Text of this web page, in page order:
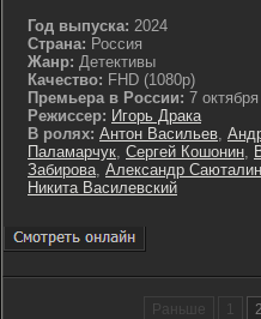
Год выпуска: 2024
Страна: Россия
Жанр: Детективы
Качество: FHD (1080p)
Премьера в России: 7
Режиссер: Игорь Драка
В ролях: Антон Васильев,
Паламарчук, Сергей Кошонин,
Забирова, Александр Саюталин
Никита Василевский
Раньше 2